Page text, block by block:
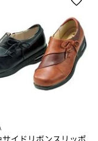
サイドリボンスリッポ